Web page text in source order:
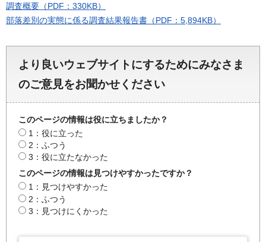
調査概要（PDF：330KB）
部落差別の実態に係る調査結果報告書（PDF：5,894KB）
より良いウェブサイトにするためにみなさま
のご意見をお聞かせください
このページの情報は役に立ちましたか？
1：役に立った
2：ふつう
3：役に立たなかった
このページの情報は見つけやすかったですか？
1：見つけやすかった
2：ふつう
3：見つけにくかった